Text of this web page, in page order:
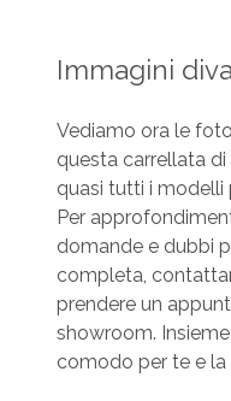
Immagini
Vediamo ora le
questa carrellata
quasi tutti i modelli
Per
domande e dubbi
completa,
prendere un
showroom.
comodo per te e la